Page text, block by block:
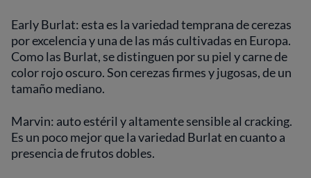
Early Burlat: esta es la variedad temprana de cerezas
por excelencia y una de las más cultivadas en Europa.
Como las Burlat, se distinguen por su piel y carne de
color rojo oscuro. Son cerezas firmes y jugosas, de un
tamaño mediano.
Marvin: auto estéril y altamente sensible al cracking.
Es un poco mejor que la variedad Burlat en cuanto a
presencia de frutos dobles.